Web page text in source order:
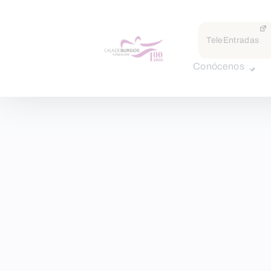
TeleEntradas
Conócenos